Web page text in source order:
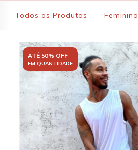
Todos os Produtos Feminino
ATÉ 50% OFF
EM QUANTIDADE